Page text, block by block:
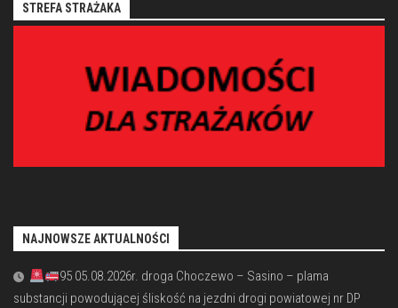
STREFA STRAŻAKA
NAJNOWSZE AKTUALNOŚCI
95 05.08.2026r. droga Choczewo – Sasino – plama
substancji powodującej śliskość na jezdni drogi powiatowej nr DP